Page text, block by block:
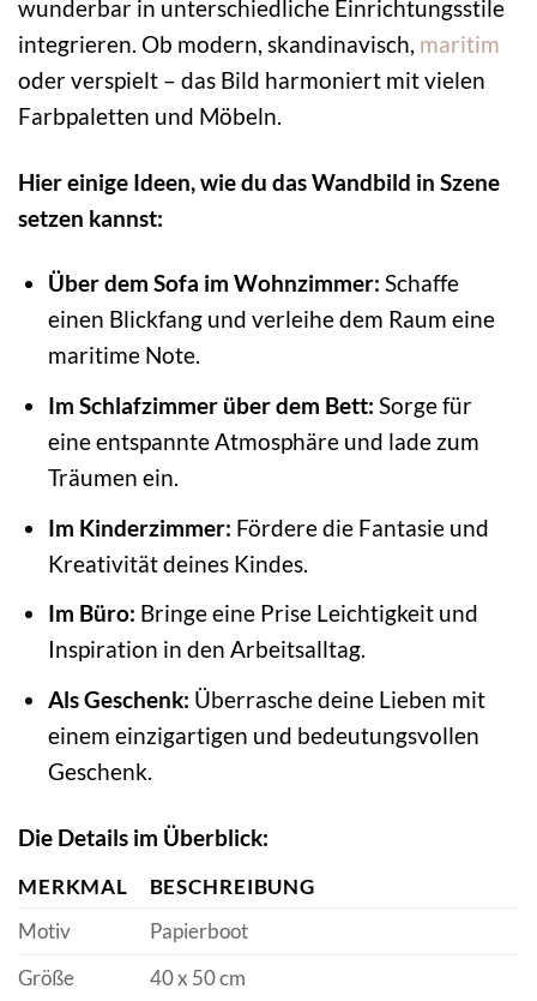
wunderbar in unterschiedliche Einrichtungsstile
integrieren. Ob modern, skandinavisch, maritim
oder verspielt – das Bild harmoniert mit vielen
Farbpaletten und Möbeln.
Hier einige Ideen, wie du das Wandbild in Szene
setzen kannst:
Über dem Sofa im Wohnzimmer: Schaffe
einen Blickfang und verleihe dem Raum eine
maritime Note.
Im Schlafzimmer über dem Bett: Sorge für
eine entspannte Atmosphäre und lade zum
Träumen ein.
Im Kinderzimmer: Fördere die Fantasie und
Kreativität deines Kindes.
Im Büro: Bringe eine Prise Leichtigkeit und
Inspiration in den Arbeitsalltag.
Als Geschenk: Überrasche deine Lieben mit
einem einzigartigen und bedeutungsvollen
Geschenk.
Die Details im Überblick:
MERKMAL
BESCHREIBUNG
Motiv
Papierboot
Größe
40 x 50 cm